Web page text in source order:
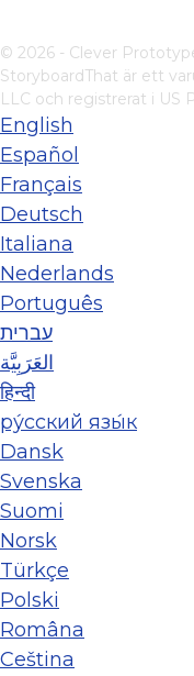
© 2026 - Clever
StoryboardThat är ett
LLC och registrerat i US
English
Español
Français
Deutsch
Italiana
Nederlands
Português
עברית
العَرَبِيَّة
हिन्दी
ру́сский язы́к
Dansk
Svenska
Suomi
Norsk
Türkçe
Polski
Româna
Ceština